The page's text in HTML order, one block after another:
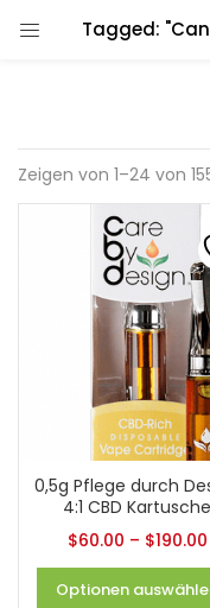
Zeigen von 1–24 von
0,5g Pflege durch
4:1 CBD Kartusche
$60.00 – $190.00
Optionen
LOGIN
Geben Sie Ihren
sich anzumelden.
Alternative:
Erinnere dich an